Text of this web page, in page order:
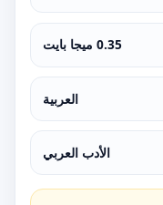
0.35 ميجا بايت
العربية
الأدب العربي